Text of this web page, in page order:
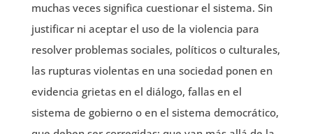
muchas veces significa cuestionar el sistema. Sin
justificar ni aceptar el uso de la violencia para
resolver problemas sociales, políticos o culturales,
las rupturas violentas en una sociedad ponen en
evidencia grietas en el diálogo, fallas en el
sistema de gobierno o en el sistema democrático,